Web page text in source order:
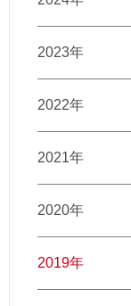
2023年
2022年
2021年
2020年
2019年